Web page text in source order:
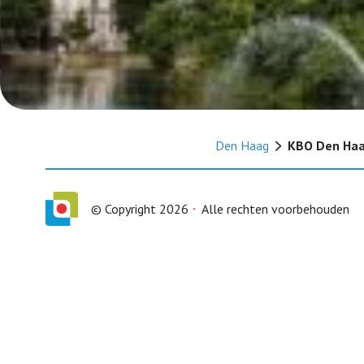
Den Haag KBO Den
© Copyright 2026 Alle rechten voorbehouden